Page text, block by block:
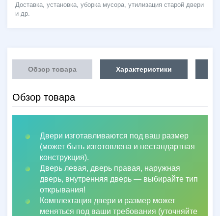
Доставка, установка, уборка мусора, утилизация старой двери
и др.
Обзор товара Характеристики
Обзор товара
Двери изготавливаются под ваш размер
(может быть изготовлена и нестандартная
конструкция).
Дверь левая, дверь правая, наружная
дверь, внутренняя дверь — выбирайте тип
открывания!
Комплектация двери и размер может
меняться под ваши требования (уточняйте